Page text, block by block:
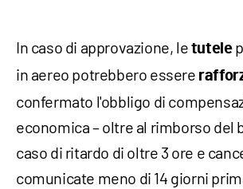
In caso di approvazione, le tutele
in aereo potrebbero essere
confermato l'obbligo di
economica – oltre al rimborso del
caso di ritardo di oltre 3 ore e
comunicate meno di 14 giorni